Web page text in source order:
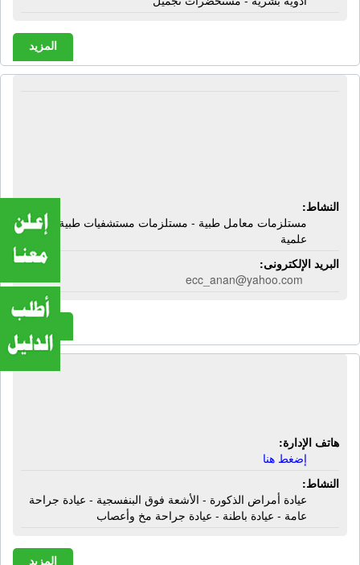
المزيد
النشاط:
مستلزمات معامل طبية - مستلزمات مستشفيات طبية - أبحاث
علمية
البريد الإلكترونى:
ecc_anan@yahoo.com
هاتف الإدارة:
إضغط هنا
النشاط:
عيادة أمراض الذكورة - الأشعة فوق البنفسجية - عيادة جراحة
عامة - عيادة باطنة - عيادة جراحة مخ وأعصاب
المزيد